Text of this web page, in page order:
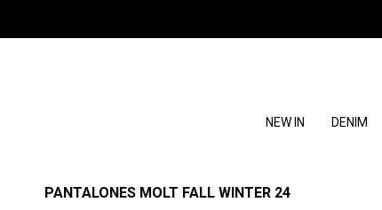
NEW IN DENIM
PANTALONES MOLT FALL WINTER 24